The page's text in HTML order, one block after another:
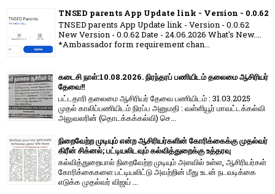
TNSED parents App Update link - Version - 0.0.62
TNSED parents App Update link - Version - 0.0.62
New Version - 0.0.62 Date - 24.06.2026 What's New....
*Ambassador form requirement chan...
கடைசி நாள்:10.08.2026. நிரந்தரப் பணியிடம் தலைமை ஆசிரியர்
தேவை!!
பட்டதாரி தலைமை ஆசிரியர் தேவை பணியிடம் : 31.03.2025
முதல் காலிப்பணியிடம் நிரப்ப அனுமதி : வள்ளியூர் மாவட்டக்கல்வி
அலுவலரின் (தொடக்கக்கல்வி) செ...
நிறைவேற்ற முடியும் என்ற ஆசிரியர்களின் கோரிக்கைக்கு முதல்வர்
கிரீன் சிக்னல்; பட்டியலிடவும் கல்வித்துறைக்கு உத்தரவு
கல்வித்துறையால் நிறைவேற்ற முடியும் அளவில் உள்ள, ஆசிரியர்கள்
கோரிக்கைகளை பட்டியலிட்டு அவற்றின் மீது உடன் நடவடிக்கை
எடுக்க முதல்வர் விஜய் ...